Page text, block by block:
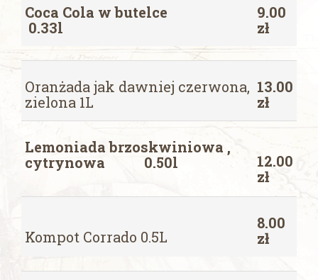
Coca Cola w butelce
0.33l
9.00
zł
Oranżada jak dawniej czerwona,
zielona 1L
13.00
zł
Lemoniada brzoskwiniowa ,
cytrynowa 0.50l
12.00
zł
Kompot Corrado 0.5L
8.00
zł